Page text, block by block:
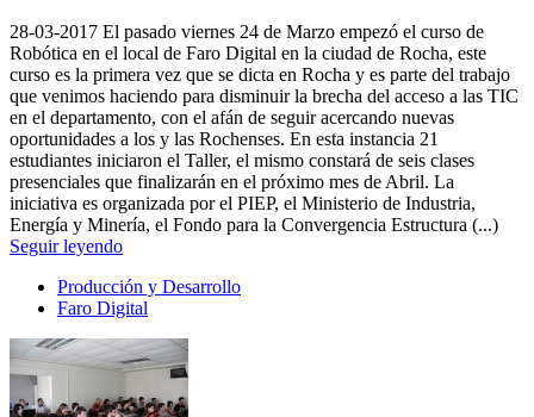
28-03-2017 El pasado viernes 24 de Marzo empezó el curso de
Robótica en el local de Faro Digital en la ciudad de Rocha, este
curso es la primera vez que se dicta en Rocha y es parte del trabajo
que venimos haciendo para disminuir la brecha del acceso a las TIC
en el departamento, con el afán de seguir acercando nuevas
oportunidades a los y las Rochenses. En esta instancia 21
estudiantes iniciaron el Taller, el mismo constará de seis clases
presenciales que finalizarán en el próximo mes de Abril. La
iniciativa es organizada por el PIEP, el Ministerio de Industria,
Energía y Minería, el Fondo para la Convergencia Estructura (...)
Seguir leyendo
Producción y Desarrollo
Faro Digital